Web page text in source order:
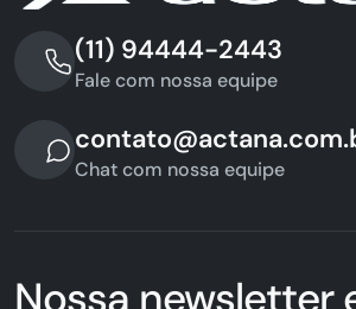
(11) 94444-2443
Fale com nossa equipe
Chat com nossa equipe